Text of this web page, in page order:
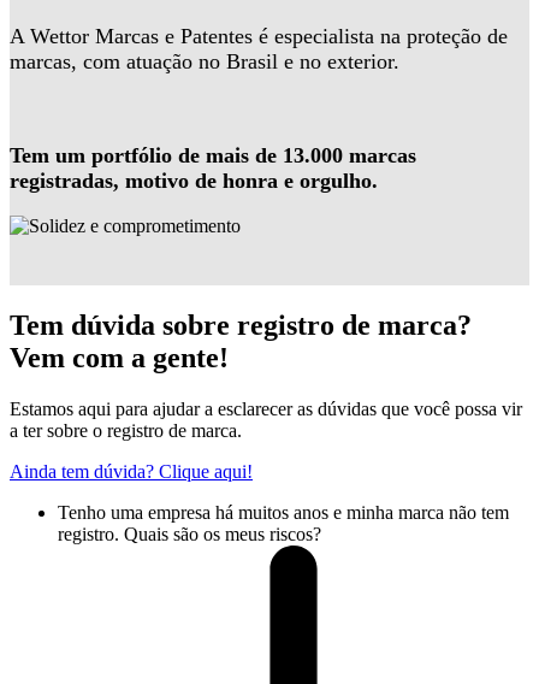
A Wettor Marcas e Patentes é especialista na proteção de
marcas, com atuação no Brasil e no exterior.
Tem um portfólio de mais de 13.000 marcas
registradas, motivo de honra e orgulho.
Tem dúvida sobre registro de marca?
Vem com a gente!
Estamos aqui para ajudar a esclarecer as dúvidas que você possa vir
a ter sobre o registro de marca.
Ainda tem dúvida? Clique aqui!
Tenho uma empresa há muitos anos e minha marca não tem
registro. Quais são os meus riscos?